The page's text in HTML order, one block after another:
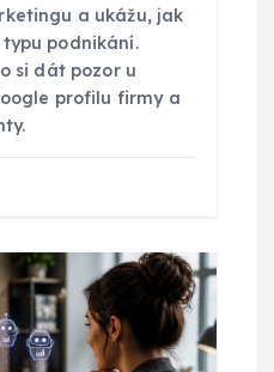
a ukážu, jak
podnikání.
si dát pozor u
profilu firmy a